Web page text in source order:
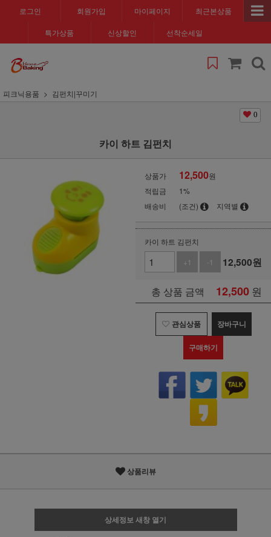
로그인 회원가입 마이페이지 최근본상품
특가상품 신상할인 선착순세일
피크닉용품 김펀치|꾸미기
0
카이 하트 김펀치
상품가 12,500원
적립금
1%
배송비
(조건) 지역별
카이 하트 김펀치
+1
-1 12,500원
총 상품 금액 12,500 원
관심상품 장바구니
구매하기
상품리뷰
상세정보 새창 열기